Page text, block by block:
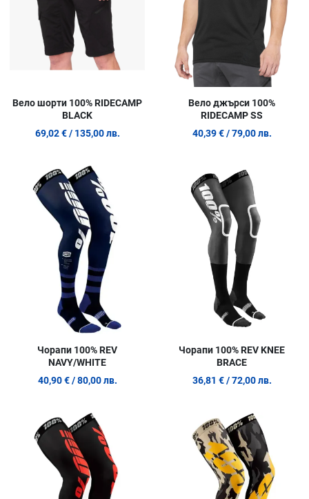
Вело шорти 100% RIDECAMP
BLACK
69,02 € / 135,00 лв.
Вело джърси 100%
RIDECAMP SS
40,39 € / 79,00 лв.
Добави в любими
Сравни продукт
Чорапи 100% REV
NAVY/WHITE
40,90 € / 80,00 лв.
Чорапи 100% REV KNEE
BRACE
36,81 € / 72,00 лв.
Добави в любими
Сравни продукт